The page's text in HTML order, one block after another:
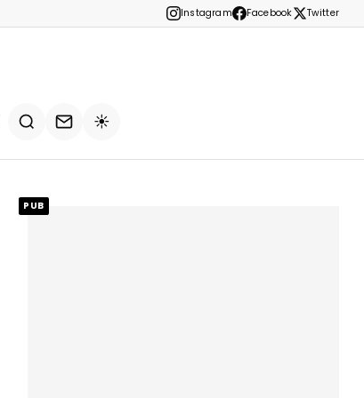
Instagram Facebook Twitter
☀️
PUB